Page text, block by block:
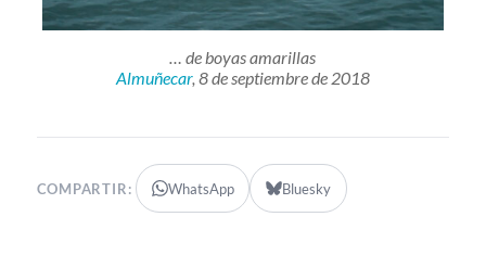
… de boyas amarillas
Almuñecar, 8 de septiembre de 2018
COMPARTIR: WhatsApp Bluesky